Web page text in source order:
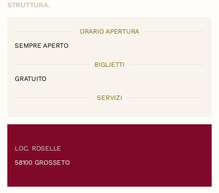
STRUTTURA.
ORARIO APERTURA
SEMPRE APERTO
BIGLIETTI
GRATUITO
SERVIZI
LOC. ROSELLE
58100 GROSSETO